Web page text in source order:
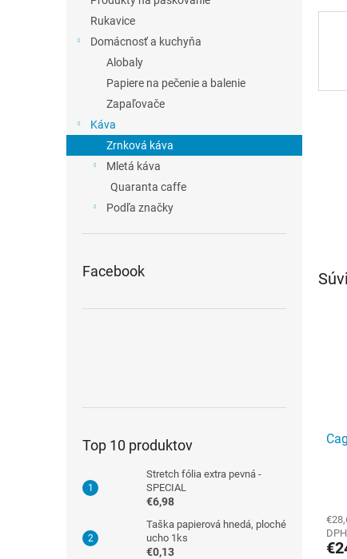
Rukavice
Domácnosť a kuchyňa
Alobaly
Papiere na pečenie a balenie
Zapaľovače
Káva
Zrnková káva
Mletá káva
Quaranta caffe
Podľa značky
Facebook
Top 10 produktov
Stretch fólia extra pevná -
SPECIAL
€6,98
Taška papierová hnedá, ploché
ucho 1ks
€0,13
DPH